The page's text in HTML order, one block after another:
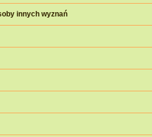
innych wyznań